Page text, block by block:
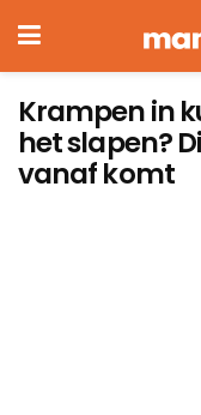
Krampen in
het slapen?
vanaf komt